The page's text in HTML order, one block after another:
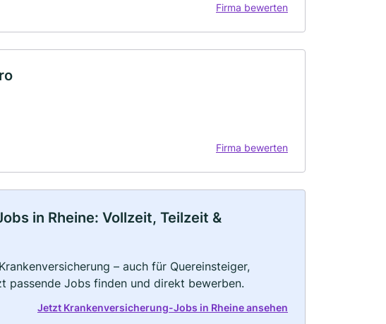
Firma bewerten
Firma bewerten
in Rheine: Vollzeit, Teilzeit &
– auch für Quereinsteiger,
passende Jobs finden und direkt bewerben.
Jetzt Krankenversicherung-Jobs in Rheine ansehen